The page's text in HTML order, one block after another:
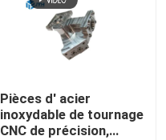
Pièces d' acier
inoxydable de tournage
CNC de précision,